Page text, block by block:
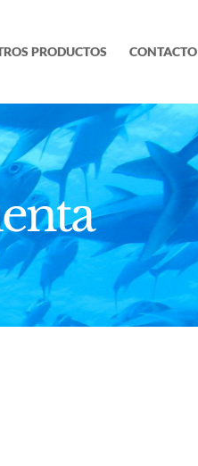
PRODUCTOS CONTACTO